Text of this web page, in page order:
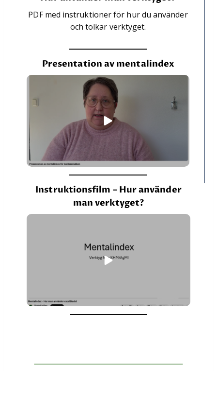
PDF med instruktioner för hur du använder
och tolkar verktyget.
Presentation av mentalindex
Instruktionsfilm – Hur använder
man verktyget?